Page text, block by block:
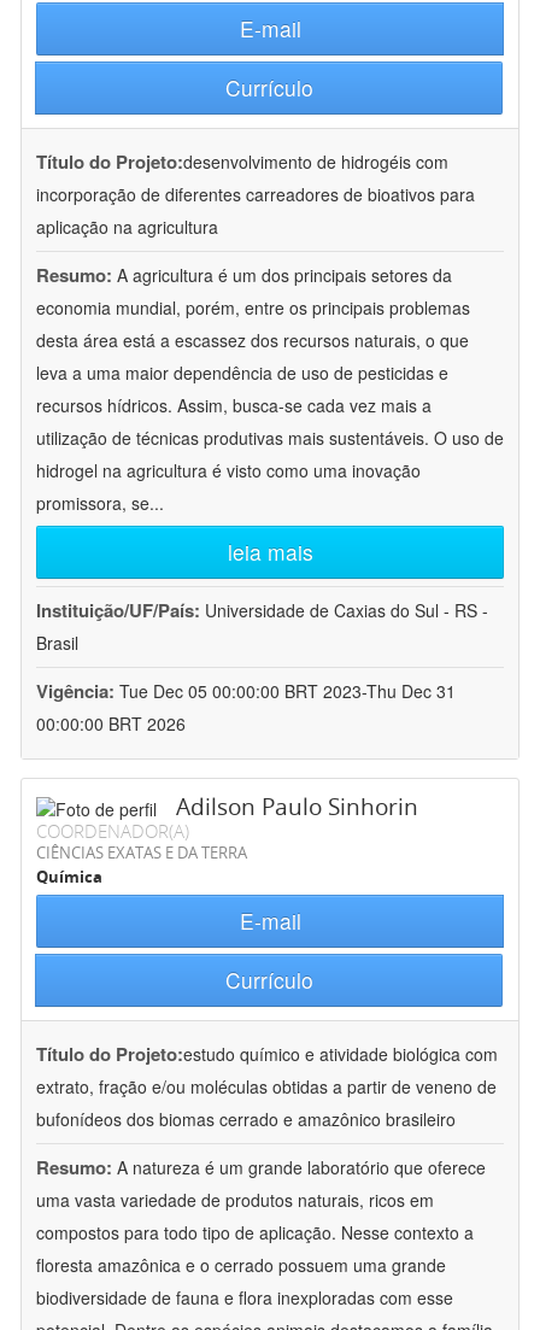
E-mail
Currículo
Título do Projeto:desenvolvimento de hidrogéis com
incorporação de diferentes carreadores de bioativos para
aplicação na agricultura
Resumo: A agricultura é um dos principais setores da
economia mundial, porém, entre os principais problemas
desta área está a escassez dos recursos naturais, o que
leva a uma maior dependência de uso de pesticidas e
recursos hídricos. Assim, busca-se cada vez mais a
utilização de técnicas produtivas mais sustentáveis. O uso de
hidrogel na agricultura é visto como uma inovação
promissora, se...
leia mais
Instituição/UF/País: Universidade de Caxias do Sul - RS -
Brasil
Vigência: Tue Dec 05 00:00:00 BRT 2023-Thu Dec 31
00:00:00 BRT 2026
Adilson Paulo Sinhorin
COORDENADOR(A)
CIÊNCIAS EXATAS E DA TERRA
Química
E-mail
Currículo
Título do Projeto:estudo químico e atividade biológica com
extrato, fração e/ou moléculas obtidas a partir de veneno de
bufonídeos dos biomas cerrado e amazônico brasileiro
Resumo: A natureza é um grande laboratório que oferece
uma vasta variedade de produtos naturais, ricos em
compostos para todo tipo de aplicação. Nesse contexto a
floresta amazônica e o cerrado possuem uma grande
biodiversidade de fauna e flora inexploradas com esse